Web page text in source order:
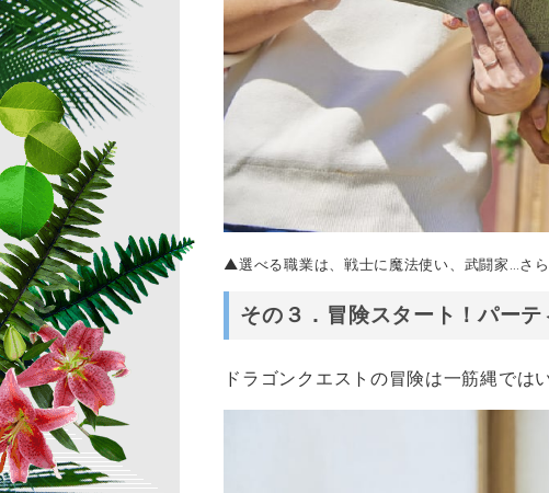
▲選べる職業は、戦士に魔法使い、武闘家…さ
その３．冒険スタート！パー
ドラゴンクエストの冒険は一筋縄では